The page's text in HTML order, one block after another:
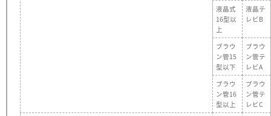
液晶式
16型以
上
液晶テ
レビB
ブラウ
ン管15
型以下
ブラウ
ン管テ
レビA
ブラウ
ン管16
型以上
ブラウ
ン管テ
レビC